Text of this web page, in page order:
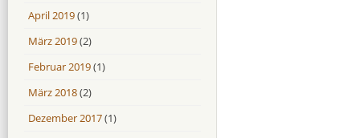
April 2019(1)
März 2019(2)
Februar 2019(1)
März 2018(2)
Dezember 2017(1)